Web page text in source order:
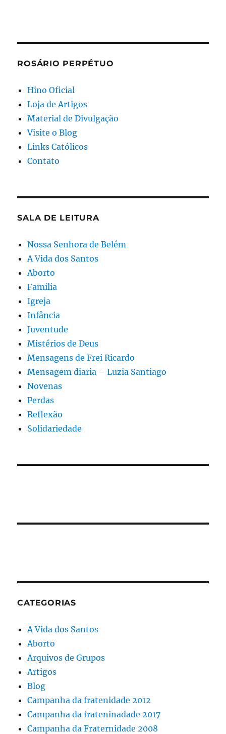
ROSÁRIO PERPÉTUO
Hino Oficial
Loja de Artigos
Material de Divulgação
Visite o Blog
Links Católicos
Contato
SALA DE LEITURA
Nossa Senhora de Belém
A Vida dos Santos
Aborto
Familia
Igreja
Infância
Juventude
Mistérios de Deus
Mensagens de Frei Ricardo
Mensagem diaria – Luzia Santiago
Novenas
Perdas
Reflexão
Solidariedade
CATEGORIAS
A Vida dos Santos
Aborto
Arquivos de Grupos
Artigos
Blog
Campanha da fratenidade 2012
Campanha da frateninadade 2017
Campanha da Fraternidade 2008